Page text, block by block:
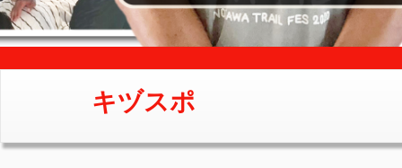
キヅスポ